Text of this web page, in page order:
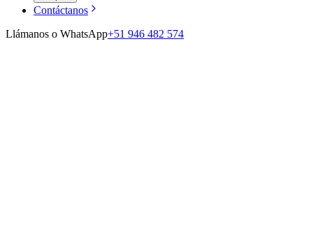
Contáctanos
Llámanos o WhatsApp+51 946 482 574